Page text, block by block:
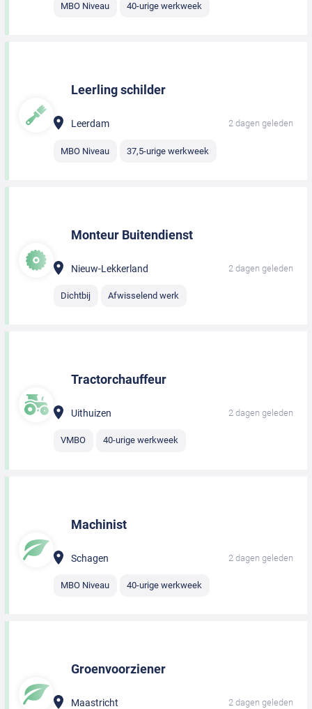
MBO Niveau 40-urige werkweek
Leerling schilder
Leerdam 2 dagen geleden
MBO Niveau 37,5-urige werkweek
Monteur Buitendienst
Nieuw-Lekkerland 2 dagen geleden
Dichtbij Afwisselend werk
Tractorchauffeur
Uithuizen 2 dagen geleden
VMBO 40-urige werkweek
Machinist
Schagen 2 dagen geleden
MBO Niveau 40-urige werkweek
Groenvoorziener
Maastricht 2 dagen geleden